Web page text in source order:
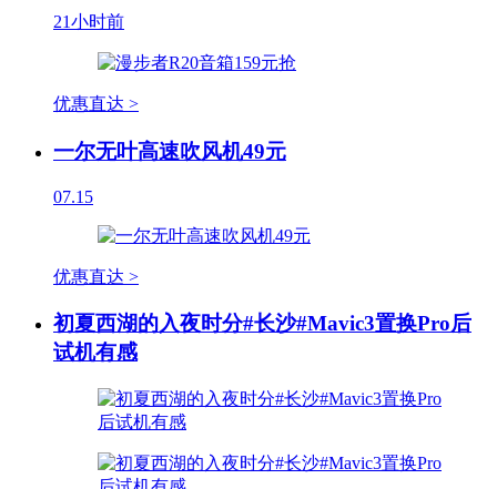
21小时前
优惠直达 >
一尔无叶高速吹风机49元
07.15
优惠直达 >
初夏西湖的入夜时分#长沙#Mavic3置换Pro后
试机有感